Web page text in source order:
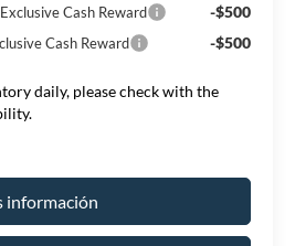
Cash Reward -$500
Cash Reward -$500
daily, please check with the
información